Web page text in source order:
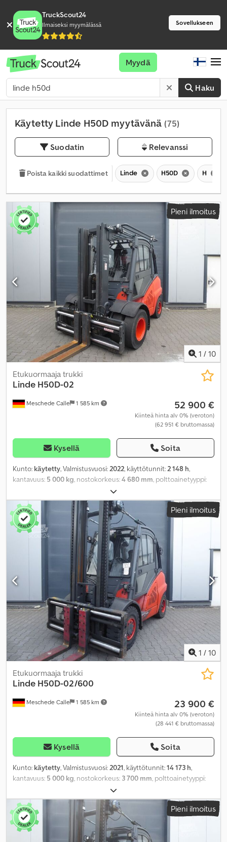
TruckScout24
Ilmaiseksi myymälässä Sovellukseen
Haku
Myydä
Käytetty Linde H50D myytävänä (75)
Suodatin Relevanssi
Poista kaikki suodattimet Linde H50D H
Pieni ilmoitus
1 / 10
Meschede Calle 1 585 km
Etukuormaaja trukki
Linde H50D-02
52 900 €
Kiinteä hinta alv 0% (veroton)
(62 951 € bruttomassa)
Kysellä Soita
Kunto: käytetty, Valmistusvuosi:2022, käyttötunnit:2 148 h,
kantavuus: 5 000 kg, nostokorkeus:4 680 mm, polttoainetyyppi:
, rakennuskorkeus:
kunto:100 prosentti, väri:muu,
Pieni ilmoitus
1 / 10
Meschede Calle 1 585 km
Etukuormaaja trukki
Linde H50D-02/600
23 900 €
Kiinteä hinta alv 0% (veroton)
(28 441 € bruttomassa)
Kysellä Soita
Kunto: käytetty, Valmistusvuosi: 2021, käyttötunnit:14 173 h,
kantavuus: 5 000 kg , nostokorkeus: 3 700 mm , polttoainetyyppi:
2 900 mm
prosentti, väri:muu,
Pieni ilmoitus